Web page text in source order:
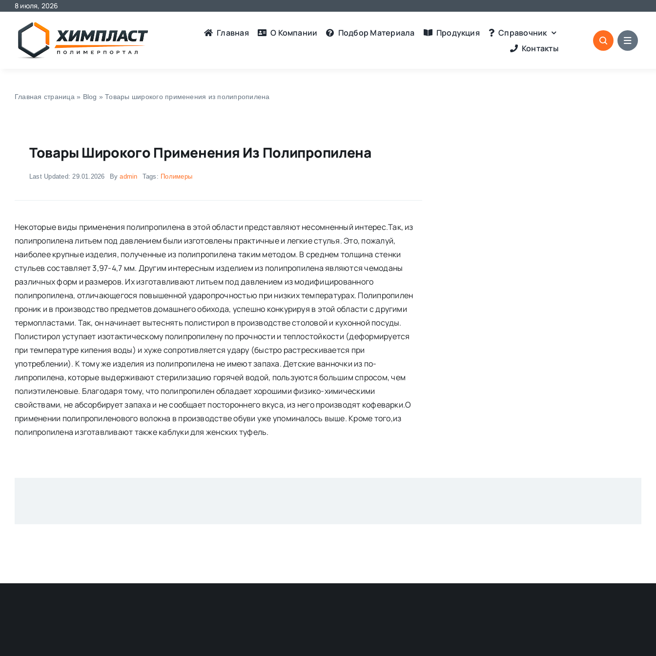
Skip
content
8 июля, 2026
Главная О Компании Подбор Материалa Продукция
Справочник
Контакты
Главная страница » Blog »Товары широкого применения из полипропилена
Товары Широкого Применения Из Полипропилена
Last Updated: 29.01.2026 Byadmin Tags: Полимеры
Некоторые виды применения полипропилена в этой области представляют несомненный интерес.Так, из
полипропилена литьем под давлением были изготовлены практичные и легкие стулья. Это, пожалуй,
наиболее крупные изделия, полученные из полипропилена таким методом. В среднем толщина стенки
стульев составляет 3,97-4,7 мм. Другим интересным изделием из полипропилена являются чемоданы
различных форм и размеров. Их изготавливают литьем под давлением из модифицированного
полипропилена, отличающегося повышенной ударопрочностью при низких температурах. Полипропилен
проник и в производство предметов домашнего обихода, успешно конкурируя в этой области с другими
термопластами. Так, он начинает вытеснять полистирол в производстве столовой и кухонной посуды.
Полистирол уступает изотактическому полипропилену по прочности и теплостойкости (деформируется
при температуре кипения воды) и хуже сопротивляется удару (быстро растрескивается при
употреблении). К тому же изделия из полипропилена не имеют запаха. Детские ванночки из по-
липропилена, которые выдерживают стерилизацию горячей водой, пользуются большим спросом, чем
полиэтиленовые. Благодаря тому, что полипропилен обладает хорошими физико-химическими
свойствами, не абсорбирует запаха и не сообщает постороннего вкуса, из него производят кофеварки.О
применении полипропиленового волокна в производстве обуви уже упоминалось выше. Кроме того,из
полипропилена изготавливают также каблуки для женских туфель.